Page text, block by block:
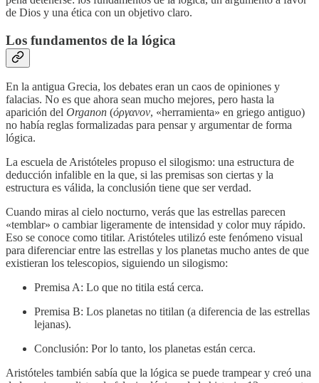
de Dios y una ética con un objetivo claro.
Los fundamentos de la lógica
En la antigua Grecia, los debates eran un caos de opiniones y
falacias. No es que ahora sean mucho mejores, pero hasta la
aparición del Organon (όργανον, «herramienta» en griego antiguo)
no había reglas formalizadas para pensar y argumentar de forma
lógica.
La escuela de Aristóteles propuso el silogismo: una estructura de
deducción infalible en la que, si las premisas son ciertas y la
estructura es válida, la conclusión tiene que ser verdad.
Cuando miras al cielo nocturno, verás que las estrellas parecen
«temblar» o cambiar ligeramente de intensidad y color muy rápido.
Eso se conoce como titilar. Aristóteles utilizó este fenómeno visual
para diferenciar entre las estrellas y los planetas mucho antes de que
existieran los telescopios, siguiendo un silogismo:
Premisa A: Lo que no titila está cerca.
Premisa B: Los planetas no titilan (a diferencia de las estrellas
lejanas).
Conclusión: Por lo tanto, los planetas están cerca.
Aristóteles también sabía que la lógica se puede trampear y creó una